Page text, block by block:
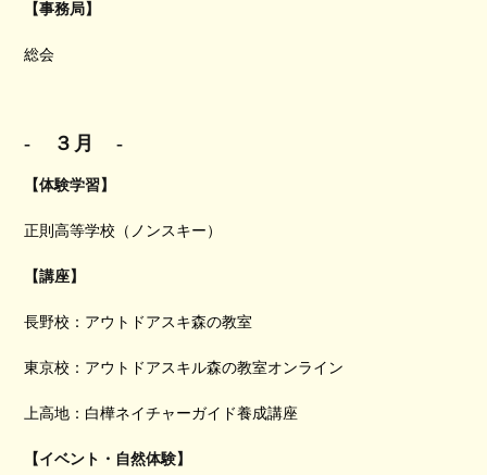
【事務局】
総会
- ３月 -
【体験学習】
正則高等学校（ノンスキー）
【講座】
長野校：アウトドアスキ森の教室
東京校：アウトドアスキル森の教室オンライン
上高地：白樺ネイチャーガイド養成講座
【イベント・自然体験】